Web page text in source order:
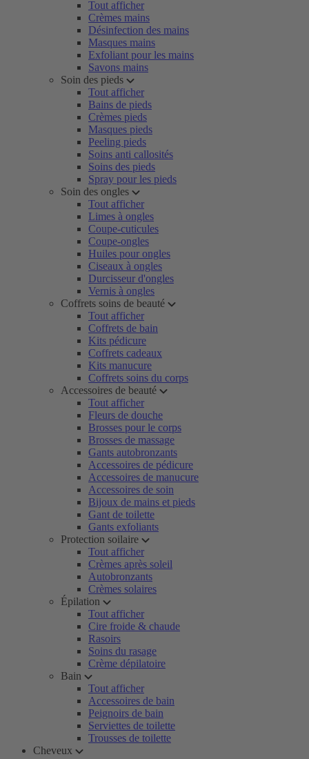
Tout afficher
Crèmes mains
Désinfection des mains
Masques mains
Exfoliant pour les mains
Savons mains
Soin des pieds
Tout afficher
Bains de pieds
Crèmes pieds
Masques pieds
Peeling pieds
Soins anti callosités
Soins des pieds
Spray pour les pieds
Soin des ongles
Tout afficher
Limes à ongles
Coupe-cuticules
Coupe-ongles
Huiles pour ongles
Ciseaux à ongles
Durcisseur d'ongles
Vernis à ongles
Coffrets soins de beauté
Tout afficher
Coffrets de bain
Kits pédicure
Coffrets cadeaux
Kits manucure
Coffrets soins du corps
Accessoires de beauté
Tout afficher
Fleurs de douche
Brosses pour le corps
Brosses de massage
Gants autobronzants
Accessoires de pédicure
Accessoires de manucure
Accessoires de soin
Bijoux de mains et pieds
Gant de toilette
Gants exfoliants
Protection soilaire
Tout afficher
Crèmes après soleil
Autobronzants
Crèmes solaires
Épilation
Tout afficher
Cire froide & chaude
Rasoirs
Soins du rasage
Crème dépilatoire
Bain
Tout afficher
Accessoires de bain
Peignoirs de bain
Serviettes de toilette
Trousses de toilette
Cheveux